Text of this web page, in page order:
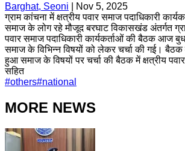
Barghat, Seoni
Nov 5, 2025
ग्राम कांचना में क्षत्रीय पवार समाज पदाधिकारी
समाज के लोग रहे मौजूद बरघाट विकासखंड अंतर्गत
पवार समाज पदाधिकारी कार्यकर्ताओं की बैठक आज
समाज के विभिन्न विषयों को लेकर चर्चा की गई। बैठक
हुआ समाज के विषयों पर चर्चा की बैठक में क्षत्रीय
सहित
#others#national
MORE NEWS